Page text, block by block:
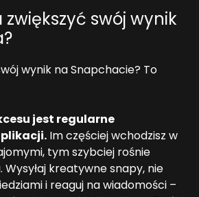
swój wynik
wynik na Snapchacie? To
jest regularne
Im częściej wchodzisz w
tym szybciej rośnie
kreatywne snapy, nie
i reaguj na wiadomości –